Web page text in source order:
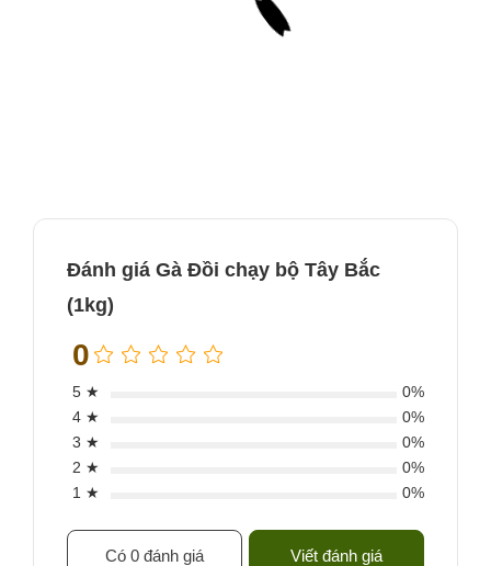
Đánh giá Gà Đồi chạy bộ Tây Bắc
(1kg)
0
5 ★
0%
4 ★
0%
3 ★
0%
2 ★
0%
1 ★
0%
Có 0 đánh giá Viết đánh giá